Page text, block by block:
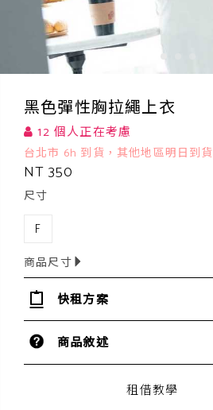
黑色彈性胸拉繩上衣
12 個人正在考慮
台北市 6h 到貨，其他地區明日到貨
NT 350
尺寸
F
商品尺寸
快租方案
商品敘述
租借教學